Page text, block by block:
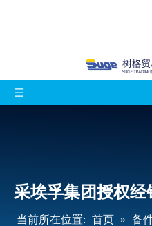
采埃孚集团授权
当前所在位置: 首页 » 备